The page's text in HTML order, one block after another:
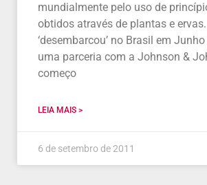
mundialmente pelo uso de
obtidos através de plantas e
‘desembarcou’ no Brasil em
uma parceria com a Johnson &
começo
LEIA MAIS >
6 de setembro de 2011